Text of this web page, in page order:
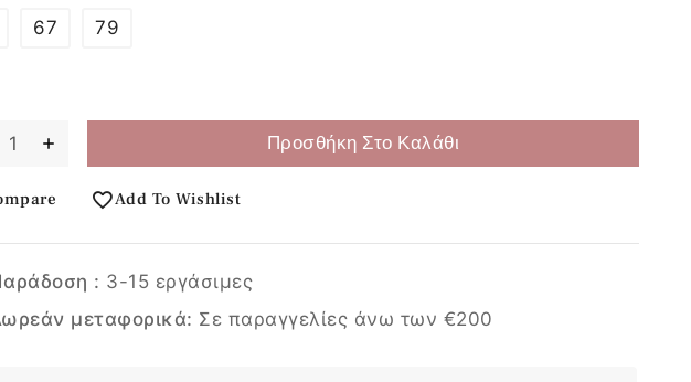
67 79
Προσθήκη Στο Καλάθι
Add To Wishlist
: 3-15 εργάσιμες
μεταφορικά: Σε παραγγελίες άνω των €200